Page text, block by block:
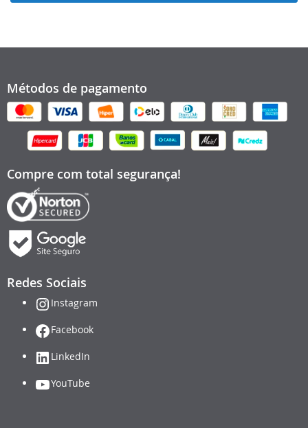
Métodos de pagamento
Compre com total segurança!
Redes Sociais
Instagram
Facebook
LinkedIn
YouTube